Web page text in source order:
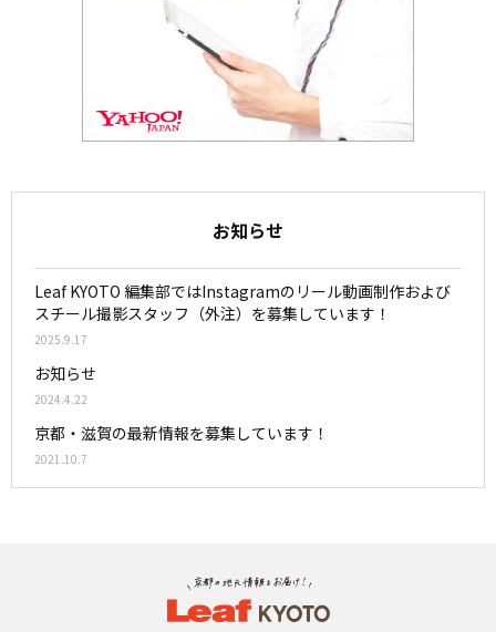
お知らせ
Leaf KYOTO 編集部ではInstagramのリール動画制作および
スチール撮影スタッフ（外注）を募集しています！
2025.9.17
お知らせ
2024.4.22
京都・滋賀の最新情報を募集しています！
2021.10.7